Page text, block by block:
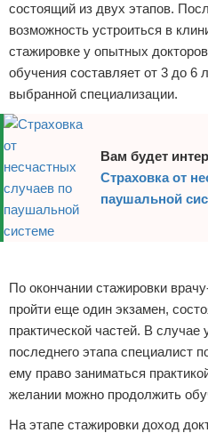
состоящий из двух этапов.
возможность устроиться в
стажировке у опытных
обучения составляет от 3 до 6
выбранной специализации.
Вам будет
Страховка от
паушальной
По окончании стажировки
пройти еще один экзамен,
практической частей. В
последнего этапа специалист
ему право заниматься
желании можно продолжить
На этапе стажировки доход